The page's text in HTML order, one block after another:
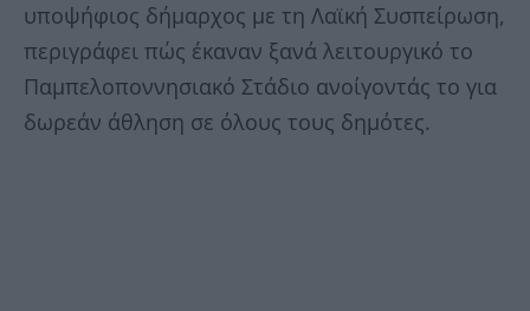
υποψήφιος δήμαρχος με τη Λαϊκή Συσπείρωση,
περιγράφει πώς έκαναν ξανά λειτουργικό το
Παμπελοποννησιακό Στάδιο ανοίγοντάς το για
δωρεάν άθληση σε όλους τους δημότες.